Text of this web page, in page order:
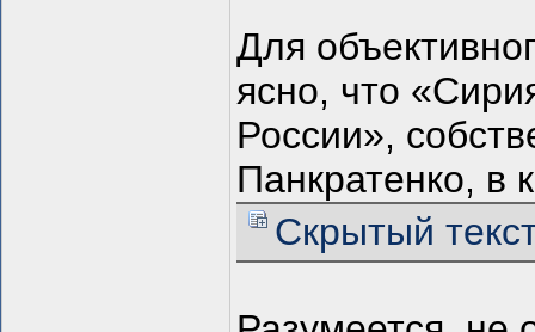
Для
ясно, что
России»,
Панкратенко, в
Скрытый